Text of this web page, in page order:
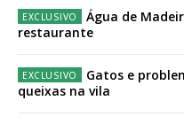
Água de
restaurante
Gatos e
queixas na vila